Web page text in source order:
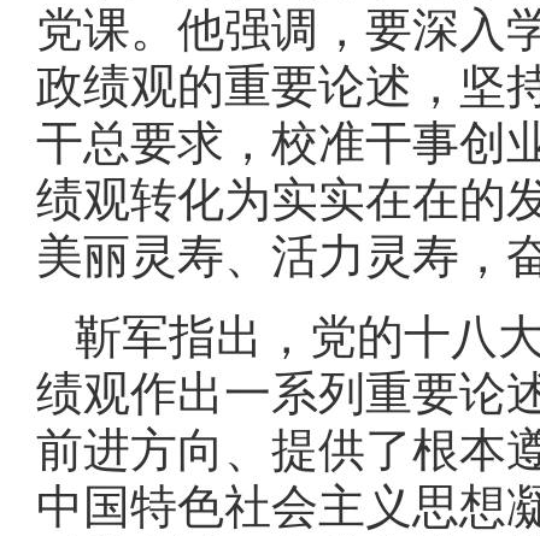
党课。他强调，要深入
政绩观的重要论述，坚
干总要求，校准干事创
绩观转化为实实在在的
美丽灵寿、活力灵寿，
靳军指出，党的十八
绩观作出一系列重要论
前进方向、提供了根本
中国特色社会主义思想